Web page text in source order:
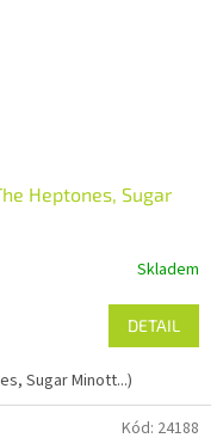
Heptones, Sugar
Skladem
DETAIL
Sugar Minott...)
Kód: 24188